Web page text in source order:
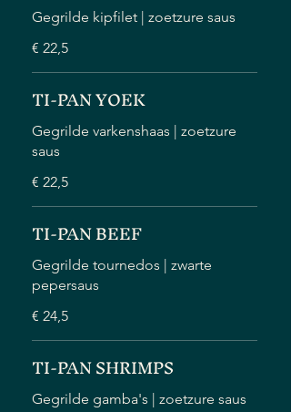
Gegrilde kipfilet | zoetzure saus
€ 22,5
TI-PAN YOEK
Gegrilde varkenshaas | zoetzure
saus
€ 22,5
TI-PAN BEEF
Gegrilde tournedos | zwarte
pepersaus
€ 24,5
TI-PAN SHRIMPS
Gegrilde gamba's | zoetzure saus